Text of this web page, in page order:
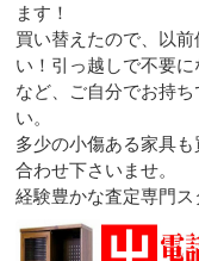
ます！
買い替えたので、以
い！引っ越しで不要
など、ご自分でお持
い。
多少の小傷ある家具
合わせ下さいませ。
経験豊かな査定専門